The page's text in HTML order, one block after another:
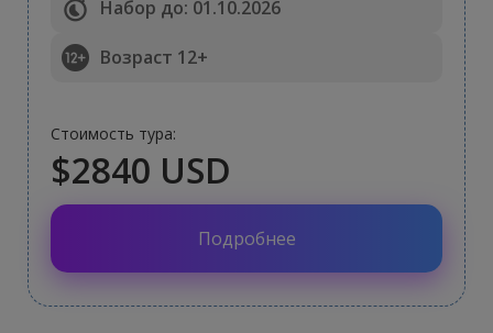
Набор до: 01.10.2026
Возраст 12+
Стоимость тура:
$2840 USD
Подробнее